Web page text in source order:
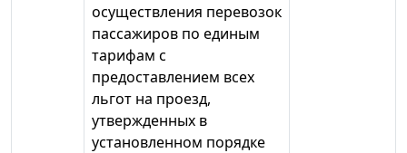
осуществления перевозок
пассажиров по единым
тарифам с
предоставлением всех
льгот на проезд,
утвержденных в
установленном порядке